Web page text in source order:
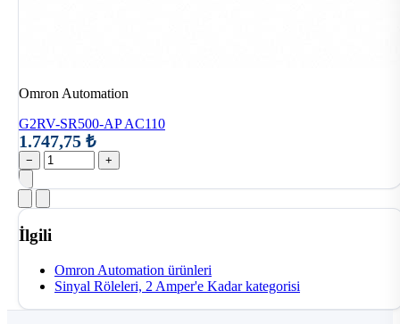
Omron Automation
G2RV-SR500-AP AC110
1.747,75 ₺
− +
İlgili
Omron Automation ürünleri
Sinyal Röleleri, 2 Amper'e Kadar kategorisi